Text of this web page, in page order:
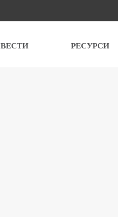
ВЕСТИ РЕСУРСИ